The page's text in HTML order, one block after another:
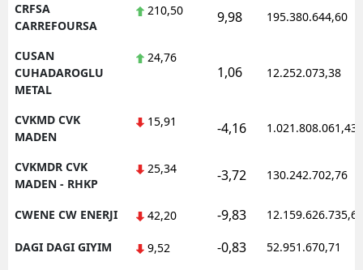
CRFSA
CARREFOURSA
210,50 9,98 195.380.644,60
CUSAN
CUHADAROGLU
METAL
24,76
1,06 12.252.073,38
CVKMD CVK
MADEN
15,91 -4,16 1.021.808.061,43
CVKMDR CVK
MADEN - RHKP
25,34 -3,72 130.242.702,76
CWENE CW ENERJI 42,20 -9,83 12.159.626.735,62
DAGI DAGI GIYIM 9,52 -0,83 52.951.670,71